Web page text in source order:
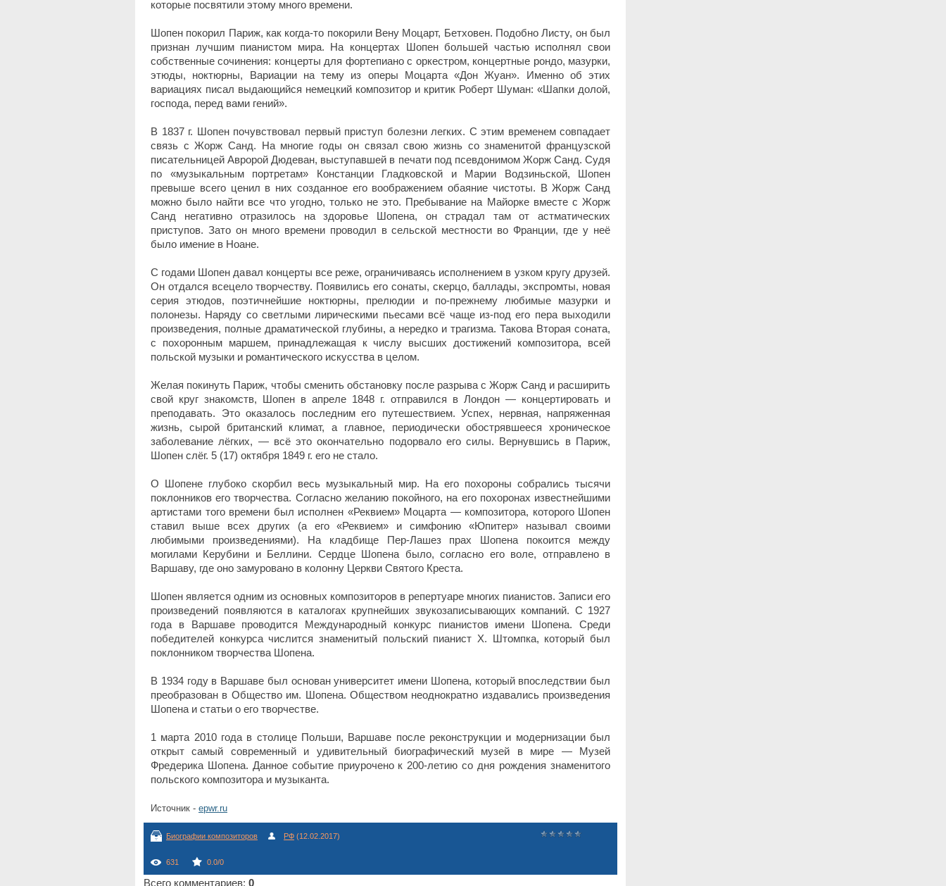
которые посвятили этому много времени.
Шопен покорил Париж, как когда-то покорили Вену Моцарт, Бетховен. Подобно Листу, он был
признан лучшим пианистом мира. На концертах Шопен большей частью исполнял свои
собственные сочинения: концерты для фортепиано с оркестром, концертные рондо, мазурки,
этюды, ноктюрны, Вариации на тему из оперы Моцарта «Дон Жуан». Именно об этих
вариациях писал выдающийся немецкий композитор и критик Роберт Шуман: «Шапки долой,
господа, перед вами гений».
В 1837 г. Шопен почувствовал первый приступ болезни легких. С этим временем совпадает
связь с Жорж Санд. На многие годы он связал свою жизнь со знаменитой французской
писательницей Авророй Дюдеван, выступавшей в печати под псевдонимом Жорж Санд. Судя
по «музыкальным портретам» Констанции Гладковской и Марии Водзиньской, Шопен
превыше всего ценил в них созданное его воображением обаяние чистоты. В Жорж Санд
можно было найти все что угодно, только не это. Пребывание на Майорке вместе с Жорж
Санд негативно отразилось на здоровье Шопена, он страдал там от астматических
приступов. Зато он много времени проводил в сельской местности во Франции, где у неё
было имение в Ноане.
С годами Шопен давал концерты все реже, ограничиваясь исполнением в узком кругу друзей.
Он отдался всецело творчеству. Появились его сонаты, скерцо, баллады, экспромты, новая
серия этюдов, поэтичнейшие ноктюрны, прелюдии и по-прежнему любимые мазурки и
полонезы. Наряду со светлыми лирическими пьесами всё чаще из-под его пера выходили
произведения, полные драматической глубины, а нередко и трагизма. Такова Вторая соната,
с похоронным маршем, принадлежащая к числу высших достижений композитора, всей
польской музыки и романтического искусства в целом.
Желая покинуть Париж, чтобы сменить обстановку после разрыва с Жорж Санд и расширить
свой круг знакомств, Шопен в апреле 1848 г. отправился в Лондон — концертировать и
преподавать. Это оказалось последним его путешествием. Успех, нервная, напряженная
жизнь, сырой британский климат, а главное, периодически обострявшееся хроническое
заболевание лёгких, — всё это окончательно подорвало его силы. Вернувшись в Париж,
Шопен слёг. 5 (17) октября 1849 г. его не стало.
О Шопене глубоко скорбил весь музыкальный мир. На его похороны собрались тысячи
поклонников его творчества. Согласно желанию покойного, на его похоронах известнейшими
артистами того времени был исполнен «Реквием» Моцарта — композитора, которого Шопен
ставил выше всех других (а его «Реквием» и симфонию «Юпитер» называл своими
любимыми произведениями). На кладбище Пер-Лашез прах Шопена покоится между
могилами Керубини и Беллини. Сердце Шопена было, согласно его воле, отправлено в
Варшаву, где оно замуровано в колонну Церкви Святого Креста.
Шопен является одним из основных композиторов в репертуаре многих пианистов. Записи его
произведений появляются в каталогах крупнейших звукозаписывающих компаний. С 1927
года в Варшаве проводится Международный конкурс пианистов имени Шопена. Среди
победителей конкурса числится знаменитый польский пианист Х. Штомпка, который был
поклонником творчества Шопена.
В 1934 году в Варшаве был основан университет имени Шопена, который впоследствии был
преобразован в Общество им. Шопена. Обществом неоднократно издавались произведения
Шопена и статьи о его творчестве.
1 марта 2010 года в столице Польши, Варшаве после реконструкции и модернизации был
открыт самый современный и удивительный биографический музей в мире — Музей
Фредерика Шопена. Данное событие приурочено к 200-летию со дня рождения знаменитого
польского композитора и музыканта.
Источник - epwr.ru
Биографии композиторов РФ (12.02.2017)
631 0.0/0
Всего комментариев: 0